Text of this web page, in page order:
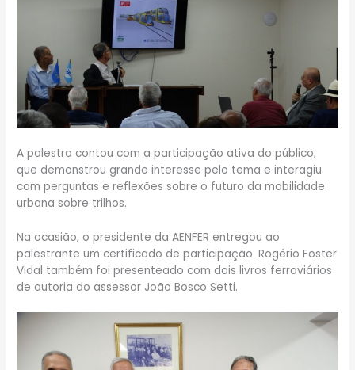
A palestra contou com a participação ativa do público,
que demonstrou grande interesse pelo tema e interagiu
com perguntas e reflexões sobre o futuro da mobilidade
urbana sobre trilhos.
Na ocasião, o presidente daAENFER entregou ao
palestrante um certificado de participação.Rogério Foster
Vidal também foi presenteado com dois livros ferroviários
de autoria do assessor João Bosco Setti.